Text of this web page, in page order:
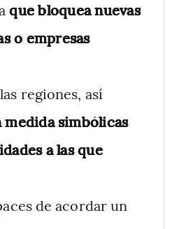
que bloquea nuevas
o empresas
regiones, así
medida simbólicas
a las que
de acordar un